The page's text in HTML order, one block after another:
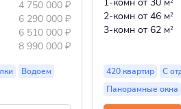
4 750 000 ₽
6 290 000 ₽
6 510 000 ₽
8 990 000 ₽
Водоем
2-комн от 46 м2
3-комн от 62 м2
420 квартир
С
Панорамные окна